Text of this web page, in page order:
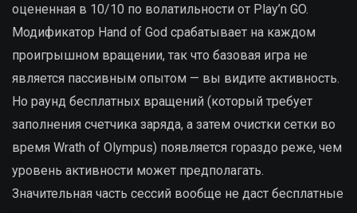
оцененная в 10/10 по волатильности от Play’n GO.
Модификатор Hand of God срабатывает на каждом
проигрышном вращении, так что базовая игра не
является пассивным опытом — вы видите активность.
Но раунд бесплатных вращений (который требует
заполнения счетчика заряда, а затем очистки сетки во
время Wrath of Olympus) появляется гораздо реже, чем
уровень активности может предполагать.
Значительная часть сессий вообще не даст бесплатные